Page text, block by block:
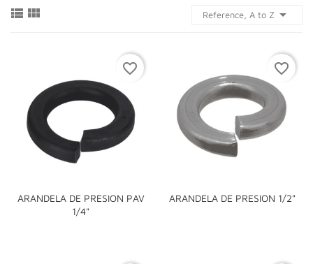
  Reference, A to Z 
ARANDELA DE PRESION PAV
1/4"
favorite_border
ARANDELA DE PRESION 1/2"
favorite_border